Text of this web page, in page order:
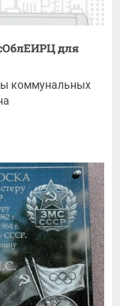
для
коммунальных